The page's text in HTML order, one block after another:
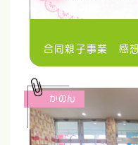
合同親子事業 感想
かのん